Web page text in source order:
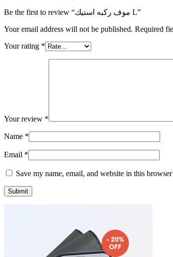
Be the first to review “موف ركبه استيك L”
Your email address will not be published. Required
Your rating *
Your review *
Name *
Email *
Save my name, email, and website in this